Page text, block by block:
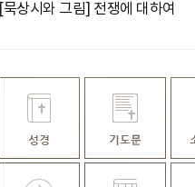
[묵상시와 그림] 전쟁에 대하여